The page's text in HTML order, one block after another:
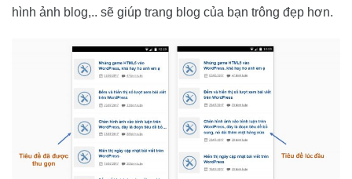
hình ảnh blog,.. sẽ giúp trang blog của bạn trông đẹp hơn.